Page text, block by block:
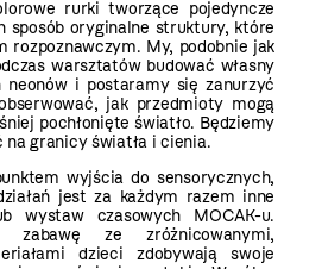
rurki tworzące pojedyncze
sposób oryginalne struktury, które
rozpoznawczym. My, podobnie jak
warsztatów budować własny
i postaramy się zanurzyć
jak przedmioty mogą
pochłonięte światło. Będziemy
na granicy światła i cienia.
wyjścia do sensorycznych,
jest za każdym razem inne
wystaw czasowych MOCAK-u.
zabawę ze zróżnicowanymi,
dzieci zdobywają swoje